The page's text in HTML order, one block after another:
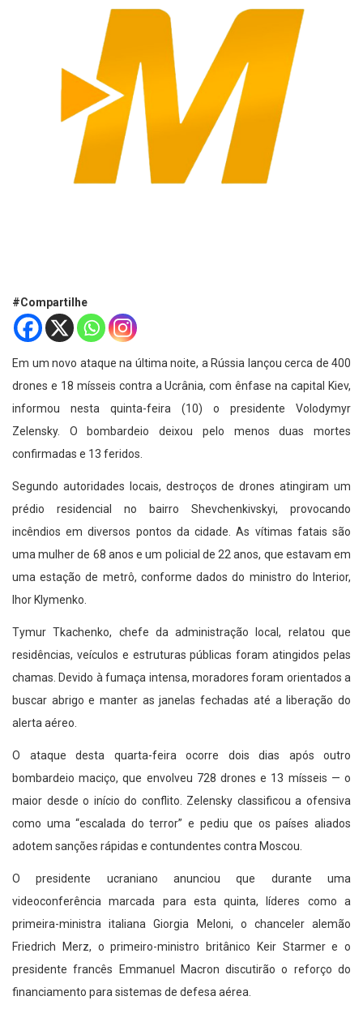
#Compartilhe
Em um novo ataque na última noite, a Rússia lançou cerca de 400
drones e 18 mísseis contra a Ucrânia, com ênfase na capital Kiev,
informou nesta quinta-feira (10) o presidente Volodymyr
Zelensky. O bombardeio deixou pelo menos duas mortes
confirmadas e 13 feridos.
Segundo autoridades locais, destroços de drones atingiram um
prédio residencial no bairro Shevchenkivskyi, provocando
incêndios em diversos pontos da cidade. As vítimas fatais são
uma mulher de 68 anos e um policial de 22 anos, que estavam em
uma estação de metrô, conforme dados do ministro do Interior,
Ihor Klymenko.
Tymur Tkachenko, chefe da administração local, relatou que
residências, veículos e estruturas públicas foram atingidos pelas
chamas. Devido à fumaça intensa, moradores foram orientados a
buscar abrigo e manter as janelas fechadas até a liberação do
alerta aéreo.
O ataque desta quarta-feira ocorre dois dias após outro
bombardeio maciço, que envolveu 728 drones e 13 mísseis — o
maior desde o início do conflito. Zelensky classificou a ofensiva
como uma “escalada do terror” e pediu que os países aliados
adotem sanções rápidas e contundentes contra Moscou.
O presidente ucraniano anunciou que durante uma
videoconferência marcada para esta quinta, líderes como a
primeira-ministra italiana Giorgia Meloni, o chanceler alemão
Friedrich Merz, o primeiro-ministro britânico Keir Starmer e o
presidente francês Emmanuel Macron discutirão o reforço do
financiamento para sistemas de defesa aérea.